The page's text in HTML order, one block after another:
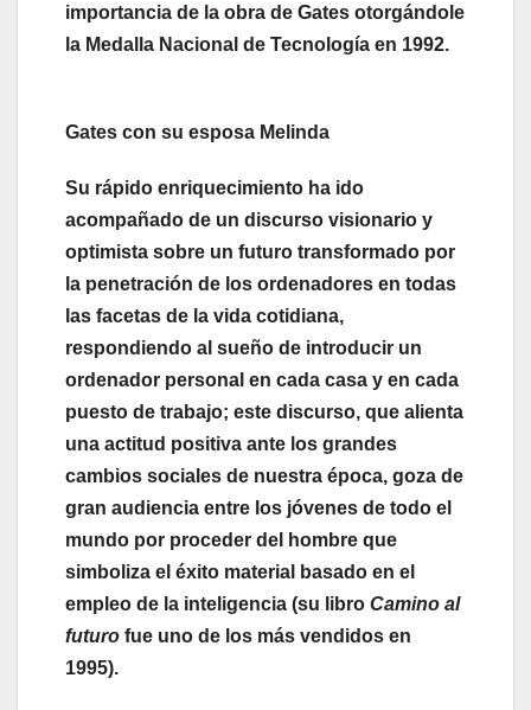
importancia de la obra de Gates otorgándole
la Medalla Nacional de Tecnología en 1992.
Gates con su esposa Melinda
Su rápido enriquecimiento ha ido
acompañado de un discurso visionario y
optimista sobre un futuro transformado por
la penetración de los ordenadores en todas
las facetas de la vida cotidiana,
respondiendo al sueño de introducir un
ordenador personal en cada casa y en cada
puesto de trabajo; este discurso, que alienta
una actitud positiva ante los grandes
cambios sociales de nuestra época, goza de
gran audiencia entre los jóvenes de todo el
mundo por proceder del hombre que
simboliza el éxito material basado en el
empleo de la inteligencia (su libro Camino al
futuro fue uno de los más vendidos en
1995).